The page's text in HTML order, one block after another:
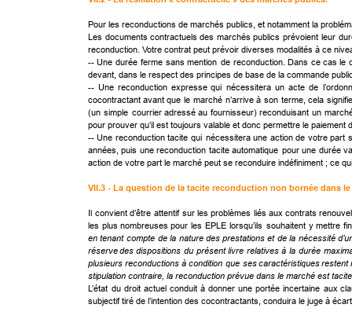
Pour les reconductions de marchés publics, et notamment la
Les documents contractuels des marchés publics prévoient leur
reconduction. Votre contrat peut prévoir diverses modalités à ce
-- Une durée ferme sans mention de reconduction. Dans ce cas le
devant, dans le respect des principes de base de la commande
-- Une reconduction expresse qui nécessitera un acte de
cocontractant avant que le marché n’arrive à son terme, cela
(un simple courrier adressé au fournisseur) reconduisant un
pour prouver qu’il est toujours valable et donc permettre le
-- Une reconduction tacite qui nécessitera une action de votre part
années, puis une reconduction tacite automatique pour une durée
action de votre part le marché peut se reconduire indéfiniment ; ce
VII.3 - La question de la tacite reconduction non bornée dans
Il convient d’être attentif sur les problèmes liés aux contrats
les plus nombreuses pour les EPLE lorsqu’ils souhaitent y mettre
en tenant compte de la nature des prestations et de la nécessité
réservedes dispositions du présent livre relatives à la durée
plusieurs reconductions à condition que sescaractéristiquesrestent
stipulation contraire, la reconduction prévue dans le marché est
L’état du droit actuel conduit à donner une portée incertaine aux
subjectif tiré de l’intention des cocontractants, conduira le juge à